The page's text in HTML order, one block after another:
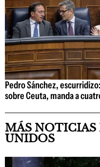
Pedro Sánchez,
sobre Ceuta, manda a
MÁS NOTICIAS
UNIDOS